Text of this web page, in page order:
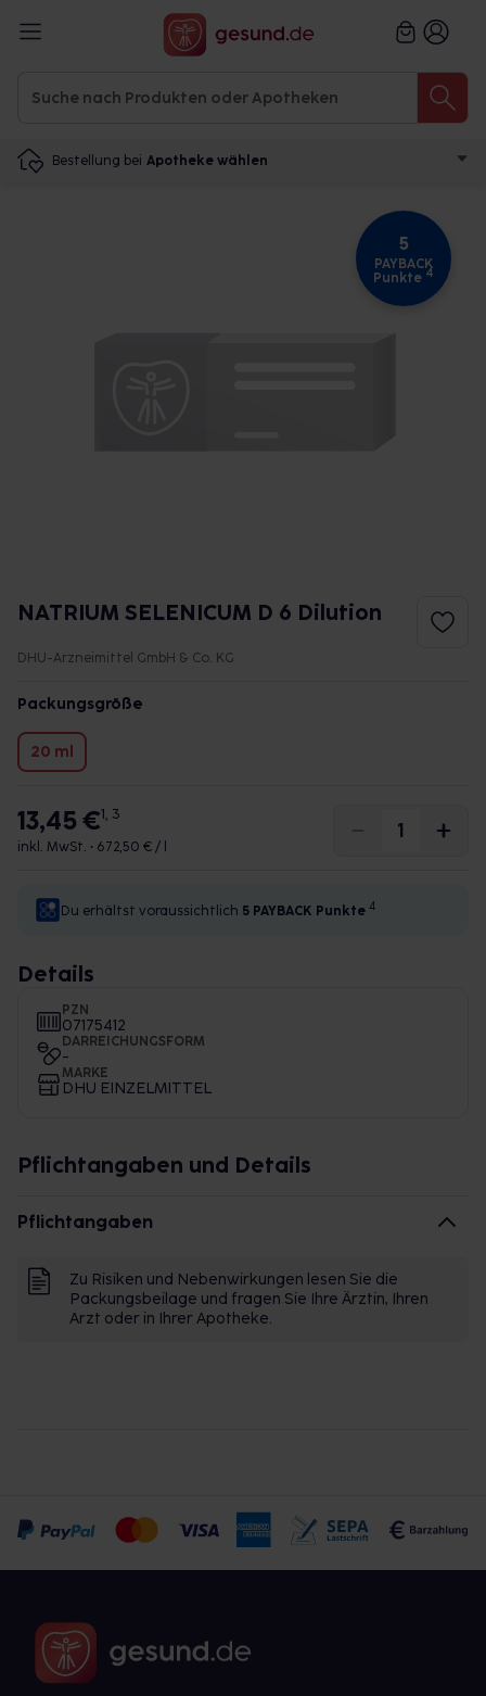
Bestellung bei Apotheke wählen
5
PAYBACK
Punkte 4
NATRIUM SELENICUM D 6 Dilution
DHU-Arzneimittel GmbH & Co. KG
Packungsgröße
20 ml
13,45 €1, 3
inkl. MwSt. • 672,50 € / l
Du erhältst voraussichtlich 5 PAYBACK Punkte 4
Details
PZN
07175412
DARREICHUNGSFORM
-
MARKE
DHU EINZELMITTEL
Pflichtangaben und Details
Pflichtangaben
Zu Risiken und Nebenwirkungen lesen Sie die
Packungsbeilage und fragen Sie Ihre Ärztin, Ihren
Arzt oder in Ihrer Apotheke.